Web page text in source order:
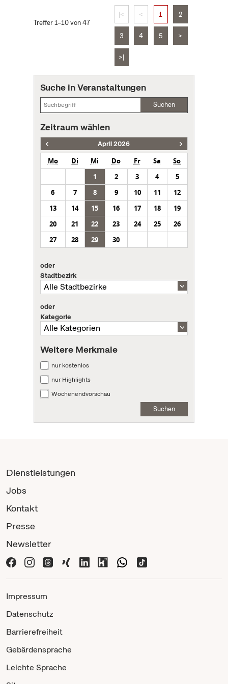
Treffer 1–10 von 47
|< < 1 2
3 4 5 >
>|
Suche in Veranstaltungen
Suchen
Zeitraum wählen
April 2026
Mo Di Mi Do Fr Sa
So
1
2 3 4
5
6
7 8 9 10 11
12
13
14 15 16 17 18
19
20
21 22 23 24 25
26
27
28 29 30
oder
Stadtbezirk
oder
Kategorie
Weitere Merkmale
nur kostenlos
nur Highlights
Wochenendvorschau
Suchen
Dienstleistungen
Jobs
Kontakt
Presse
Newsletter
Impressum
Datenschutz
Barrierefreiheit
Gebärdensprache
Leichte Sprache